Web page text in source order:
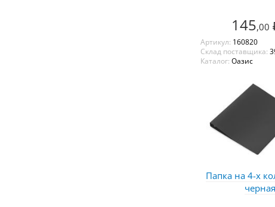
145,00
Артикул: 160820
Склад поставщика:
Каталог: Оазис
Папка на 4-х
черная